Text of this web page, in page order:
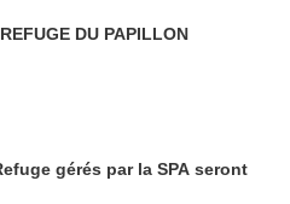
le REFUGE DU PAPILLON
gérés par la SPA seront